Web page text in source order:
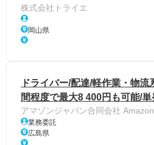
株式会社トライエ
岡山県
ドライバー/配達/軽作業・物
間程度で最大8 400円も可能/単
アマゾンジャパン合同会社
業務委託
広島県